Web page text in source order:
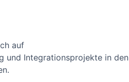
auf
und Integrationsprojekte in den